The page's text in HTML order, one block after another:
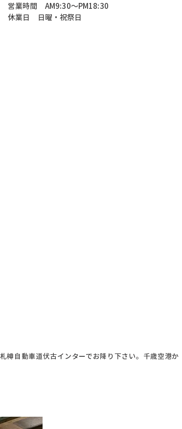
営業時間 AM9:30～PM18:30
休業日 日曜・祝祭日
樽自動車道伏古インターでお降り下さい。千歳空港か